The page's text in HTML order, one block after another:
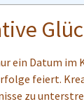
ein Datum im
feiert.
zu